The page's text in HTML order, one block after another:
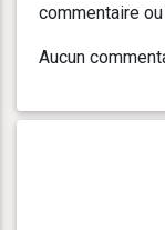
commentaire
Aucun